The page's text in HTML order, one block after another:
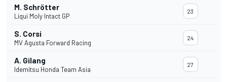
M. Schrötter
Liqui Moly Intact GP
23
S. Corsi
MV Agusta Forward Racing
24
A. Gilang
Idemitsu Honda Team Asia
27